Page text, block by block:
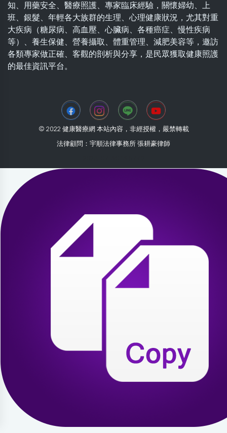
知、用藥安全、醫療照護、專家臨床經驗，關懷婦幼、上
班、銀髮、年輕各大族群的生理、心理健康狀況，尤其對重
大疾病（糖尿病、高血壓、心臟病、各種癌症、慢性疾病
等）、養生保健、營養攝取、體重管理、減肥美容等，邀訪
各類專家做正確、客觀的剖析與分享，是民眾獲取健康照護
的最佳資訊平台。
© 2022 健康醫療網 本站內容，非經授權，嚴禁轉載
法律顧問：宇順法律事務所 張耕豪律師